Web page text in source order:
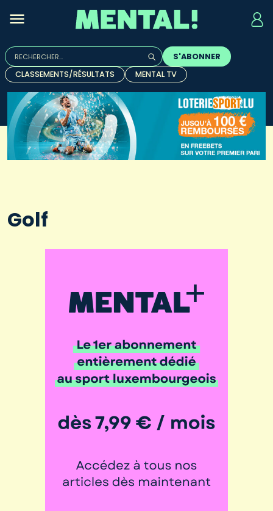
Rechercher :
Quand les résultats de l'auto-complétion sont
S'ABONNER
CLASSEMENTS/RÉSULTATS
MENTAL TV
Golf